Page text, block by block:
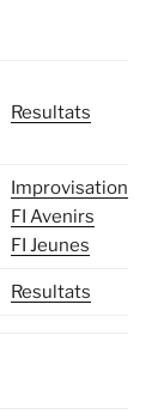
Resultats
Improvisation
FI Avenirs
FI Jeunes
Resultats